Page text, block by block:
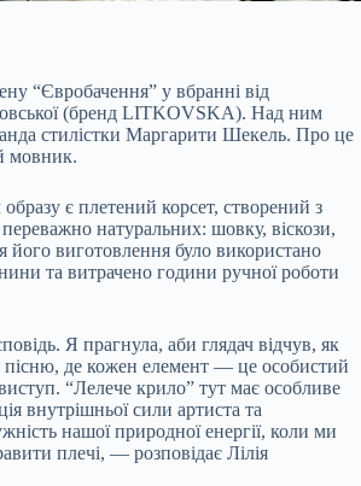
“Євробачення” у вбранні від
(бренд LITKOVSKA). Над ним
стилістки Маргарити Шекель. Про це
мовник.
є плетений корсет, створений з
натуральних: шовку, віскози,
його виготовлення було використано
та витрачено години ручної роботи
Я прагнула, аби глядач відчув, як
пісню, де кожен елемент — це особистий
“Лелече крило” тут має особливе
внутрішньої сили артиста та
нашої природної енергії, коли ми
плечі, — розповідає Лілія